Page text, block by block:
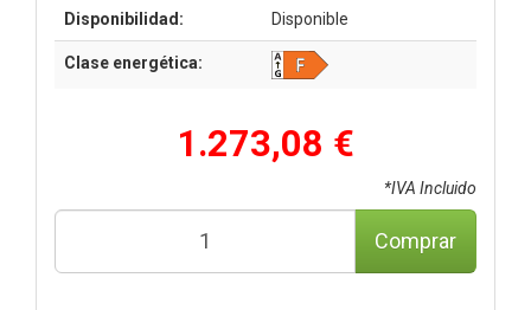
Disponibilidad: Disponible
Clase energética:
1.273,08 €
*IVA Incluido
Comprar